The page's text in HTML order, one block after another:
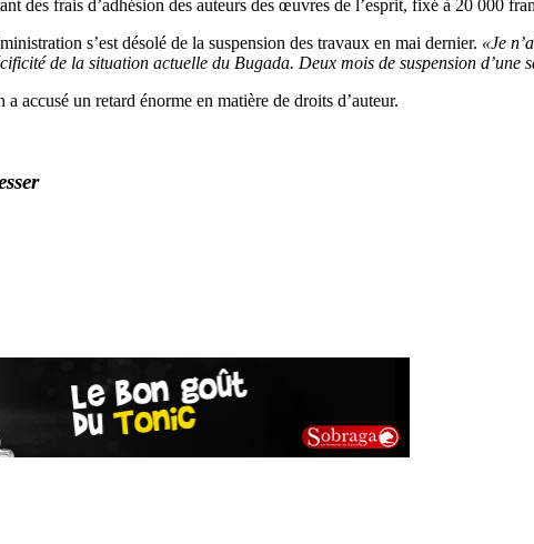
des frais d’adhésion des auteurs des œuvres de l’esprit, fixé à 20 000
s’est désolé de la suspension des travaux en mai dernier. «Je
de la situation actuelle du Bugada. Deux mois de suspension d’une
accusé un retard énorme en matière de droits d’auteur.